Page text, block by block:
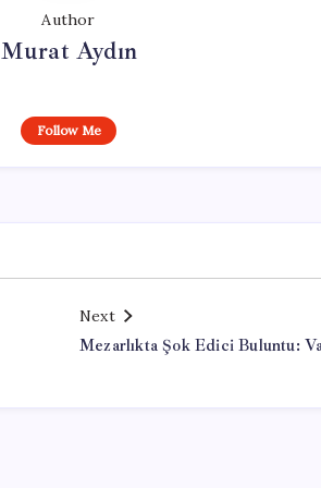
Author
Murat Aydın
Follow Me
Next
Mezarlıkta Şok Edici Buluntu: